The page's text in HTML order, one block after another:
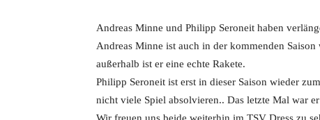
Andreas Minne und Philipp Seroneit haben
Andreas Minne ist auch in der kommenden
außerhalb ist er eine echte Rakete.
Philipp Seroneit ist erst in dieser Saison wieder
nicht viele Spiel absolvieren.. Das letzte Mal war